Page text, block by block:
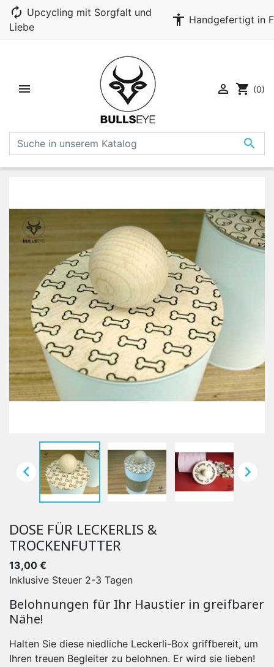
autorenew Upcycling mit Sorgfalt und
Liebe
accessibility Handgefertigt in


 shopping_cart (0)
 
DOSE FÜR LECKERLIS &
TROCKENFUTTER
13,00 €
Inklusive Steuer 2-3 Tagen
Belohnungen für Ihr Haustier in greifbarer
Nähe!
Halten Sie diese niedliche Leckerli-Box griffbereit, um
Ihren treuen Begleiter zu belohnen. Er wird sie lieben!